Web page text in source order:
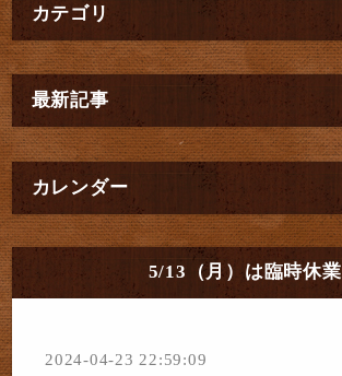
カテゴリ
最新記事
カレンダー
5/13（月）は臨時休業
2024-04-23 22:59:09